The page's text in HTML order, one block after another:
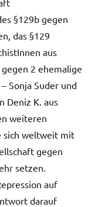
§129b gegen
das §129
aus
2 ehemalige
Sonja Suder und
Deniz K. aus
weiteren
sich weltweit mit
gegen
setzen.
auf
darauf